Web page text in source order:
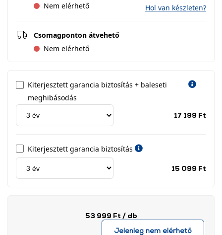
Nem elérhető
Hol van készleten?
Csomagponton átvehető
Nem elérhető
Kiterjesztett garancia biztosítás + baleseti
meghibásodás
17 199 Ft
Kiterjesztett garancia biztosítás
15 099 Ft
53 999 Ft / db
Jelenleg nem elérhető